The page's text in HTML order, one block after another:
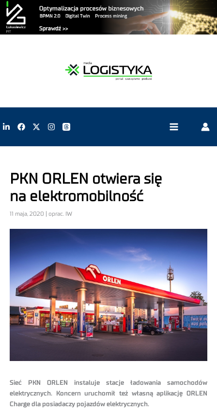
PKN ORLEN otwiera się
na elektromobilność
11 maja, 2020 | oprac. IW
Sieć PKN ORLEN instaluje stacje ładowania samochodów
elektrycznych. Koncern uruchomił też własną aplikację ORLEN
Charge dla posiadaczy pojazdów elektrycznych.